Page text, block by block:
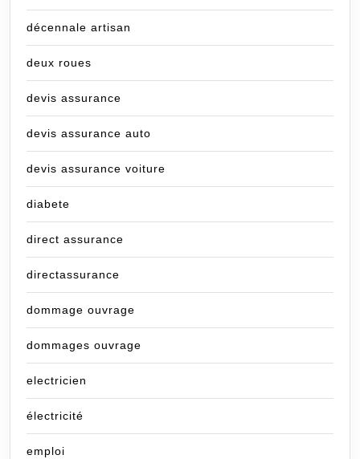
décennale artisan
deux roues
devis assurance
devis assurance auto
devis assurance voiture
diabete
direct assurance
directassurance
dommage ouvrage
dommages ouvrage
electricien
électricité
emploi